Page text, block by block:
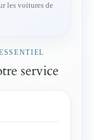
les voitures de
service